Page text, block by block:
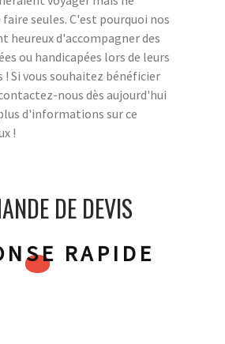
seules. C'est pourquoi nos
heureux d'accompagner des
ou handicapées lors de leurs
Si vous souhaitez bénéficier
nous dès aujourd'hui
d'informations sur ce
!
DE DEVIS
RAPIDE